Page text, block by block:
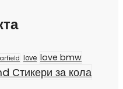
love love bmw
Стикери за кола